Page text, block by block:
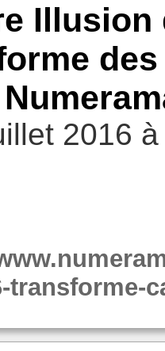
2016 à
transforme-